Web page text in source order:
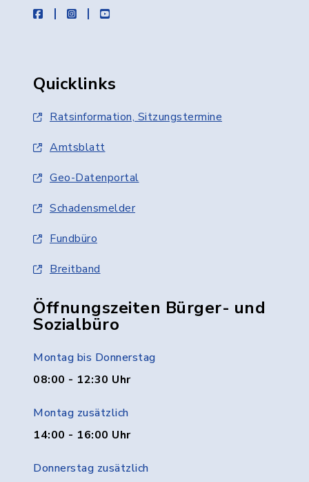
facebookinstagramyoutube
Quicklinks
Ratsinformation, Sitzungstermine
Amtsblatt
Geo-Datenportal
Schadensmelder
Fundbüro
Breitband
Öffnungszeiten Bürger- und
Sozialbüro
Montag bis Donnerstag
08:00 - 12:30 Uhr
Montag zusätzlich
14:00 - 16:00 Uhr
Donnerstag zusätzlich